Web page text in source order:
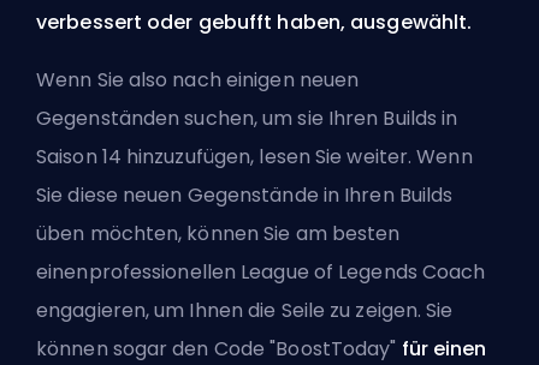
verbessert oder gebufft haben, ausgewählt.
Wenn Sie also nach einigen neuen
Gegenständen suchen, um sie Ihren Builds in
Saison 14 hinzuzufügen, lesen Sie weiter. Wenn
Sie diese neuen Gegenstände in Ihren Builds
üben möchten, können Sie am besten
einenprofessionellen League of Legends Coach
engagieren, um Ihnen die Seile zu zeigen. Sie
können sogar den Code "BoostToday" für einen